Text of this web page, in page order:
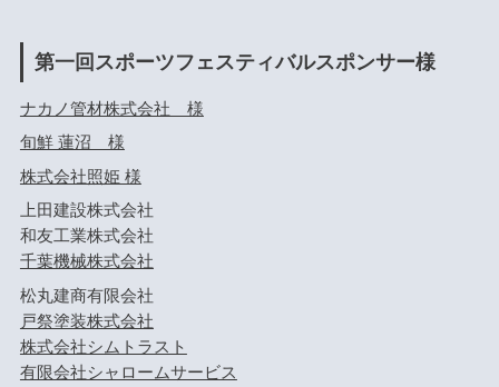
第一回スポーツフェスティバルスポンサー様
ナカノ管材株式会社 様
旬鮮 蓮沼 様
株式会社照姫 様
上田建設株式会社
和友工業株式会社
千葉機械株式会社
松丸建商有限会社
戸祭塗装株式会社
株式会社シムトラスト
有限会社シャロームサービス